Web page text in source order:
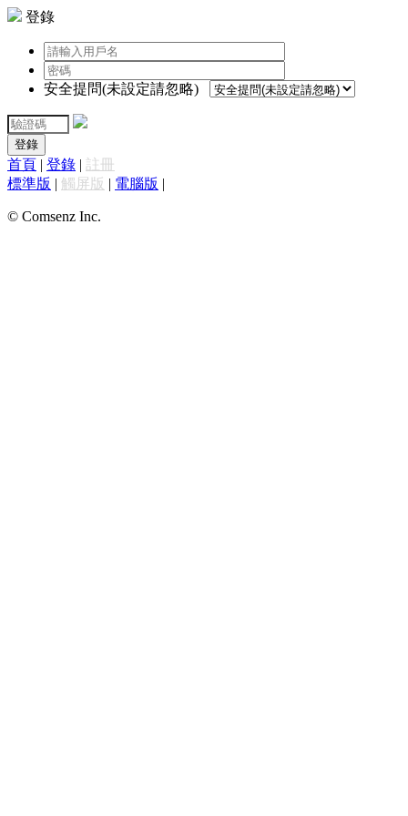
登錄
安全提問(未設定請忽略)
登錄
首頁 | 登錄 | 註冊
標準版 | 觸屏版 | 電腦版 |
© Comsenz Inc.